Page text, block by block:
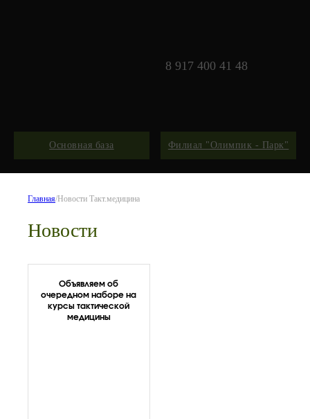
8 917 400 41 48
Основная база Филиал "Олимпик - Парк"
Главная/Новости Такт.медицина
Новости
Объявляем об
очередном наборе на
курсы тактической
медицины